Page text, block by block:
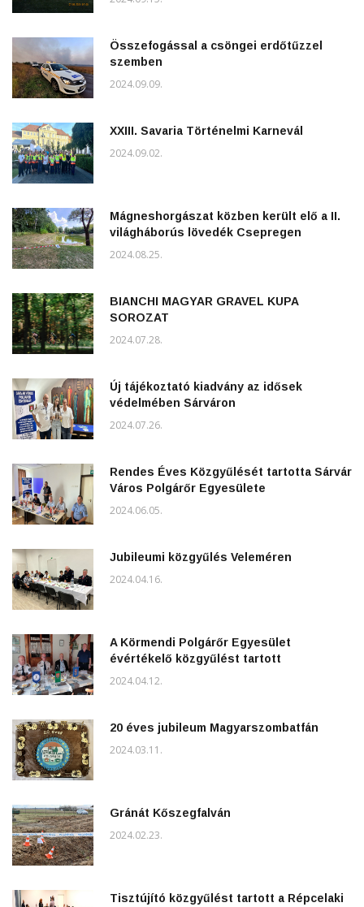
Összefogással a csöngei erdőtűzzel
szemben
2024.09.09.
XXIII. Savaria Történelmi Karnevál
2024.09.02.
Mágneshorgászat közben került elő a II.
világháborús lövedék Csepregen
2024.08.25.
BIANCHI MAGYAR GRAVEL KUPA
SOROZAT
2024.07.28.
Új tájékoztató kiadvány az idősek
védelmében Sárváron
2024.07.26.
Rendes Éves Közgyűlését tartotta Sárvár
Város Polgárőr Egyesülete
2024.06.05.
Jubileumi közgyűlés Veleméren
2024.04.16.
A Körmendi Polgárőr Egyesület
évértékelő közgyűlést tartott
2024.04.12.
20 éves jubileum Magyarszombatfán
2024.03.11.
Gránát Kőszegfalván
2024.02.23.
Tisztújító közgyűlést tartott a Répcelaki